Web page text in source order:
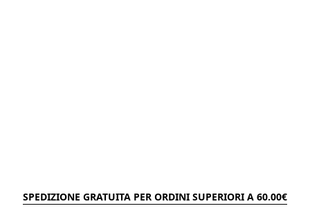
SPEDIZIONE GRATUITA PER ORDINI SUPERIORI A 60.00€